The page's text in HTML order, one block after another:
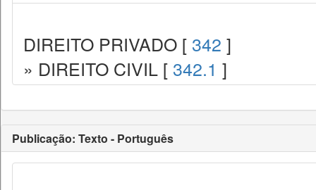
DIREITO PRIVADO [ 342 ]
» DIREITO CIVIL [ 342.1 ]
Publicação: Texto - Português